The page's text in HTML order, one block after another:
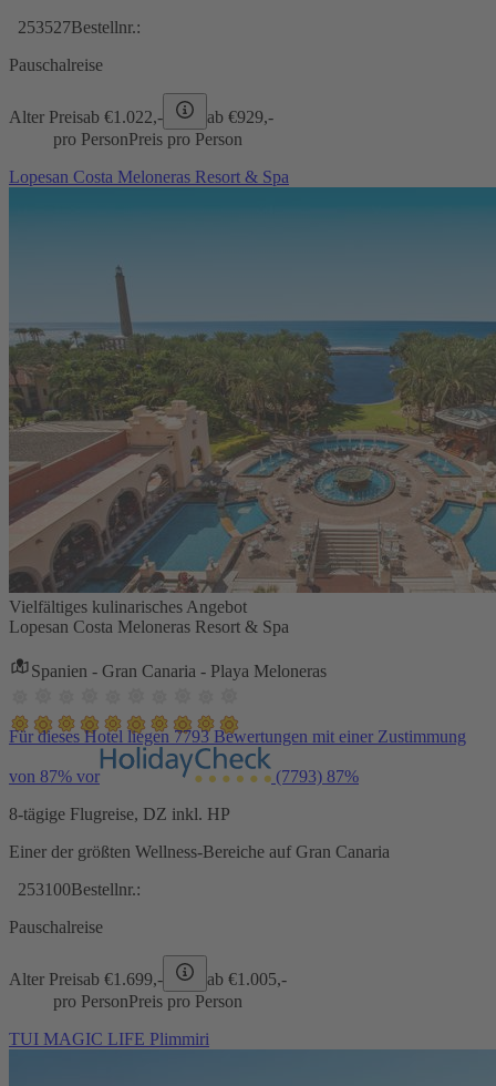
253527Bestellnr.:
Pauschalreise
Alter Preisab €1.022,- ab €929,-
pro PersonPreis pro Person
Lopesan Costa Meloneras Resort & Spa
Vielfältiges kulinarisches Angebot
Lopesan Costa Meloneras Resort & Spa
Spanien - Gran Canaria - Playa Meloneras
Für dieses Hotel liegen 7793 Bewertungen mit einer Zustimmung
von 87% vor (7793) 87%
8-tägige Flugreise, DZ inkl. HP
Einer der größten Wellness-Bereiche auf Gran Canaria
253100Bestellnr.:
Pauschalreise
Alter Preisab €1.699,- ab €1.005,-
pro PersonPreis pro Person
TUI MAGIC LIFE Plimmiri